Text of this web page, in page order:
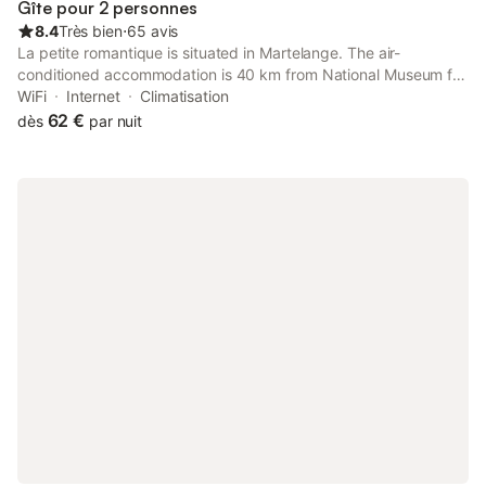
sal
Gîte pour 2 personnes
8.4Très bien⋅65 avis
La petite romantique is situated in Martelange. The air-
conditioned accommodation is 40 km from National Museum for
Historical Vehicle, and guests can benefit from on-site private
parking and complimentary WiFi.
WiFi Internet
Climatisation
dès 62 € par nuit